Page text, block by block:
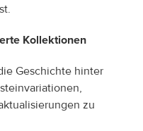
Kollektionen
Geschichte hinter
zu